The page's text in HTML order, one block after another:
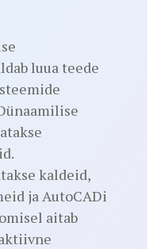
luua teede
kaldeid,
ja AutoCADi
aitab